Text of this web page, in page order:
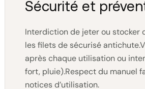
Sécurité et
Interdiction de jeter ou stocker
les filets de sécurisé
après chaque utilisation ou
fort, pluie).Respect du manuel
notices d’utilisation.